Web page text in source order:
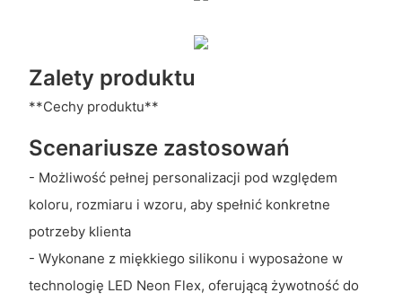
Zalety produktu
**Cechy produktu**
Scenariusze zastosowań
- Możliwość pełnej personalizacji pod względem
koloru, rozmiaru i wzoru, aby spełnić konkretne
potrzeby klienta
- Wykonane z miękkiego silikonu i wyposażone w
technologię LED Neon Flex, oferującą żywotność do